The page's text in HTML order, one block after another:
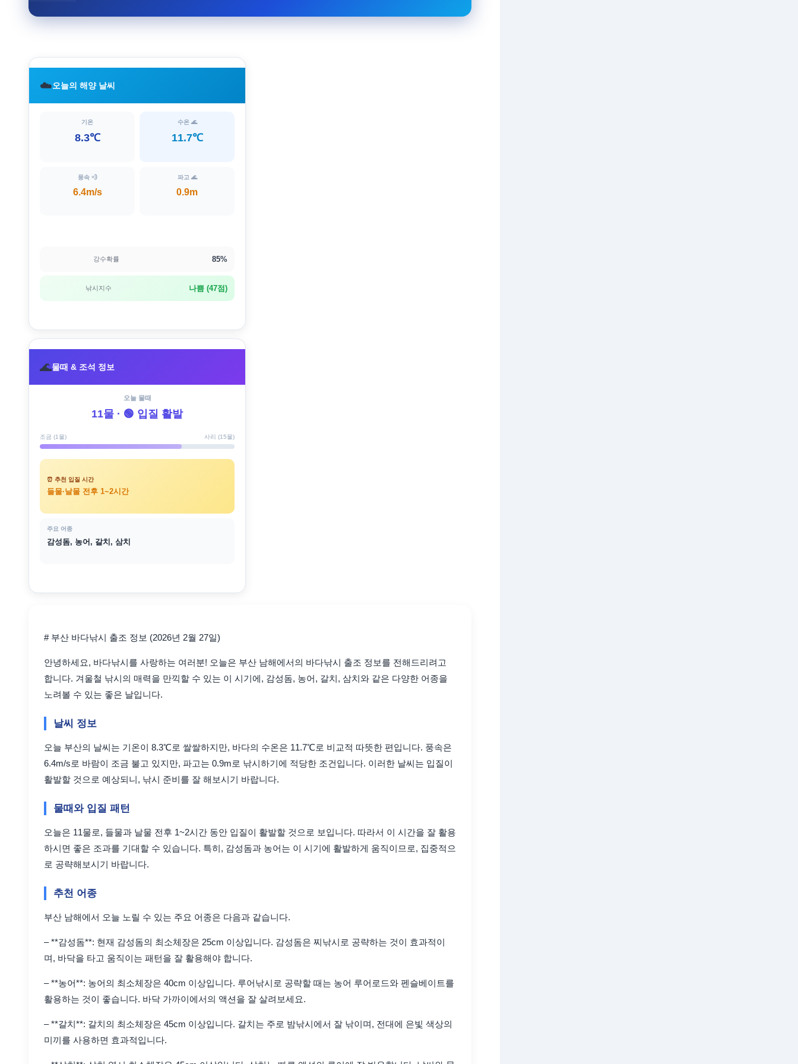
☁️오늘의 해양 날씨
기온
8.3℃
수온 🌊
11.7℃
풍속 💨
6.4m/s
파고 🌊
0.9m
강수확률 85%
낚시지수 나쁨 (47점)
🌊물때 & 조석 정보
오늘 물때
11물 · 🟢 입질 활발
조금 (1물) 사리 (15물)
⏰ 추천 입질 시간
들물·날물 전후 1~2시간
주요 어종
감성돔, 농어, 갈치, 삼치
# 부산 바다낚시 출조 정보 (2026년 2월 27일)
안녕하세요, 바다낚시를 사랑하는 여러분! 오늘은 부산 남해에서의 바다낚시 출조 정보를 전해드리려고
합니다. 겨울철 낚시의 매력을 만끽할 수 있는 이 시기에, 감성돔, 농어, 갈치, 삼치와 같은 다양한 어종을
노려볼 수 있는 좋은 날입니다.
날씨 정보
오늘 부산의 날씨는 기온이 8.3℃로 쌀쌀하지만, 바다의 수온은 11.7℃로 비교적 따뜻한 편입니다. 풍속은
6.4m/s로 바람이 조금 불고 있지만, 파고는 0.9m로 낚시하기에 적당한 조건입니다. 이러한 날씨는 입질이
활발할 것으로 예상되니, 낚시 준비를 잘 해보시기 바랍니다.
물때와 입질 패턴
오늘은 11물로, 들물과 날물 전후 1~2시간 동안 입질이 활발할 것으로 보입니다. 따라서 이 시간을 잘 활용
하시면 좋은 조과를 기대할 수 있습니다. 특히, 감성돔과 농어는 이 시기에 활발하게 움직이므로, 집중적으
로 공략해보시기 바랍니다.
추천 어종
부산 남해에서 오늘 노릴 수 있는 주요 어종은 다음과 같습니다.
– **감성돔**: 현재 감성돔의 최소체장은 25cm 이상입니다. 감성돔은 찌낚시로 공략하는 것이 효과적이
며, 바닥을 타고 움직이는 패턴을 잘 활용해야 합니다.
– **농어**: 농어의 최소체장은 40cm 이상입니다. 루어낚시로 공략할 때는 농어 루어로드와 펜슬베이트를
활용하는 것이 좋습니다. 바닥 가까이에서의 액션을 잘 살려보세요.
– **갈치**: 갈치의 최소체장은 45cm 이상입니다. 갈치는 주로 밤낚시에서 잘 낚이며, 전대에 은빛 색상의
미끼를 사용하면 효과적입니다.